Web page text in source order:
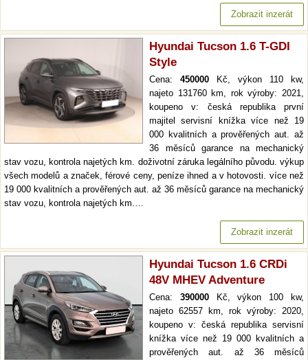
Zobrazit inzerát
Hyundai Tucson 1.6 T-GDI
Style
Cena: 450000 Kč, výkon 110 kw,
najeto 131760 km, rok výroby: 2021,
koupeno v: česká republika první
majitel servisní knížka více než 19
000 kvalitních a prověřených aut. až
36 měsíců garance na mechanický
stav vozu, kontrola najetých km. doživotní záruka legálního původu. výkup
všech modelů a značek, férové ceny, peníze ihned a v hotovosti. více než
19 000 kvalitních a prověřených aut. až 36 měsíců garance na mechanický
stav vozu, kontrola najetých km.…
Zobrazit inzerát
Hyundai Tucson 1.6 CRDi
48V MHEV Adventure
Cena: 390000Kč, výkon 100 kw,
najeto 62557 km, rok výroby: 2020,
koupeno v: česká republika servisní
knížka více než 19 000 kvalitních a
prověřených aut. až 36 měsíců